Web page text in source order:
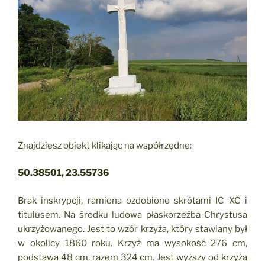
Znajdziesz obiekt klikając na współrzędne:
50.38501, 23.55736
Brak inskrypcji, ramiona ozdobione skrótami IC XC i
titulusem. Na środku ludowa płaskorzeźba Chrystusa
ukrzyżowanego. Jest to wzór krzyża, który stawiany był
w okolicy 1860 roku. Krzyż ma wysokość 276 cm,
podstawa 48 cm, razem 324 cm. Jest wyższy od krzyża